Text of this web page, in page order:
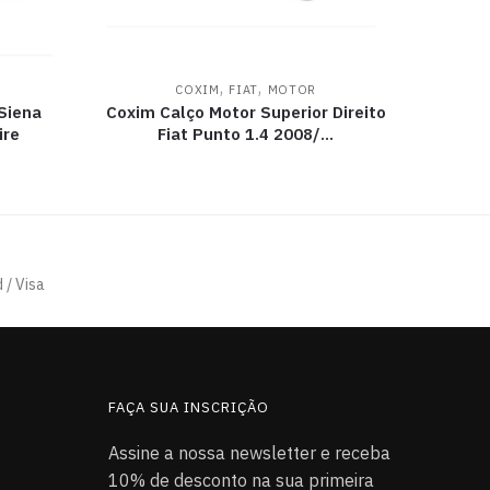
COXIM, FIAT, MOTOR
Coxim Calço Motor Superior Direito
Fiat Punto 1.4 2008/…
/ Visa
FAÇA SUA INSCRIÇÃO
Assine a nossa newsletter e receba
10% de desconto na sua primeira